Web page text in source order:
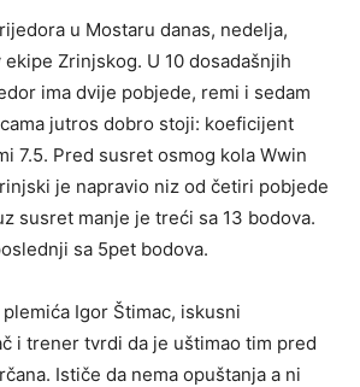
u Mostaru danas, nedelja,
Zrinjskog. U 10 dosadašnjih
ima dvije pobjede, remi i sedam
jutros dobro stoji: koeficijent
7.5. Pred susret osmog kola Wwin
je napravio niz od četiri pobjede
susret manje je treći sa 13 bodova.
sa 5pet bodova.
Igor Štimac, iskusni
i trener tvrdi da je uštimao tim pred
Ističe da nema opuštanja a ni